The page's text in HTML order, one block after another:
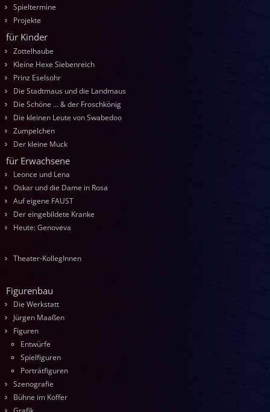
Spieltermine
Projekte
für Kinder
Zottelhaube
Kleine Hexe Siebenreich
Prinz Eselsohr
Die Stadtmaus und die Landmaus
Die Schöne … & der Froschkönig
Die kleinen Leute von Swabedoo
Zumpelchen
Der kleine Muck
für Erwachsene
Leonce und Lena
Oskar und die Dame in Rosa
Auf eigene FAUST
Der eingebildete Kranke
Heute: Genoveva
Theater-KollegInnen
Figurenbau
Die Werkstatt
Jürgen Maaßen
Figuren
Entwürfe
Spielfiguren
Porträtfiguren
Szenografie
Bühne im Koffer